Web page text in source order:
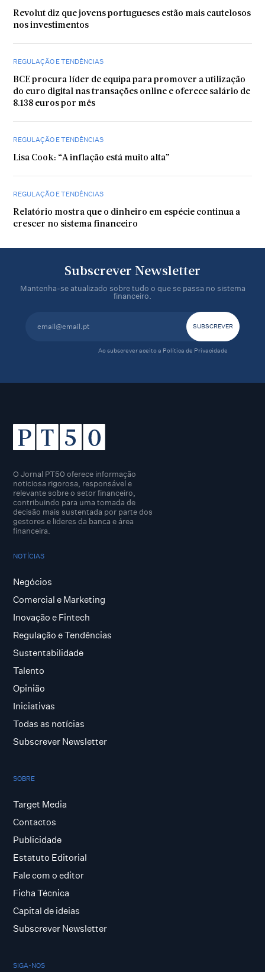
Revolut diz que jovens portugueses estão mais cautelosos
nos investimentos
REGULAÇÃO E TENDÊNCIAS
BCE procura líder de equipa para promover a utilização
do euro digital nas transações online e oferece salário de
8.138 euros por mês
REGULAÇÃO E TENDÊNCIAS
Lisa Cook: “A inflação está muito alta”
REGULAÇÃO E TENDÊNCIAS
Relatório mostra que o dinheiro em espécie continua a
crescer no sistema financeiro
Subscrever Newsletter
Mantenha-se atualizado sobre tudo o que se passa no sistema
financeiro.
Ao subscrever aceito a Política de Privacidade
O Jornal PT50 oferece informação
noticiosa rigorosa, responsável e
relevante sobre o setor financeiro,
contribuindo para uma tomada de
decisão mais sustentada por parte dos
gestores e lideres da banca e área
financeira.
NOTÍCIAS
Negócios
Comercial e Marketing
Inovação e Fintech
Regulação e Tendências
Sustentabilidade
Talento
Opinião
Iniciativas
Todas as notícias
Subscrever Newsletter
SOBRE
Target Media
Contactos
Publicidade
Estatuto Editorial
Fale com o editor
Ficha Técnica
Capital de ideias
Subscrever Newsletter
SIGA-NOS